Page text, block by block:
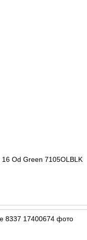
Od Green 7105OLBLK